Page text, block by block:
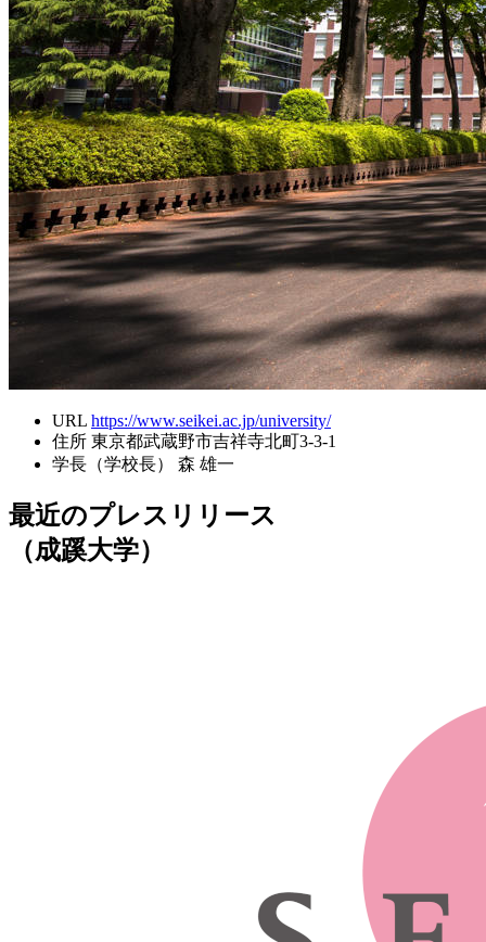
URL https://www.seikei.ac.jp/university/
住所 東京都武蔵野市吉祥寺北町3-3-1
学長（学校長）
森 雄一
最近のプレスリリース
（成蹊大学）